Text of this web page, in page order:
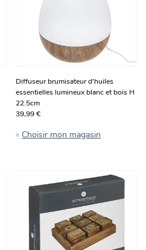
Diffuseur brumisateur d'huiles
essentielles lumineux blanc et bois H
22.5cm
39,99 €
Choisir mon magasin